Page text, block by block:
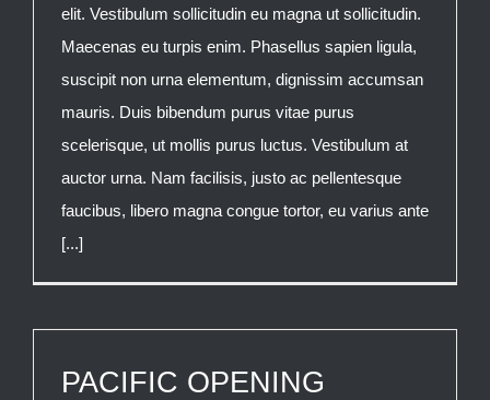
elit. Vestibulum sollicitudin eu magna ut sollicitudin.
Maecenas eu turpis enim. Phasellus sapien ligula,
suscipit non urna elementum, dignissim accumsan
mauris. Duis bibendum purus vitae purus
scelerisque, ut mollis purus luctus. Vestibulum at
auctor urna. Nam facilisis, justo ac pellentesque
faucibus, libero magna congue tortor, eu varius ante
[...]
PACIFIC OPENING